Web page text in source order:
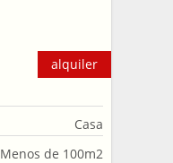
alquiler
Casa
Menos de 100m2